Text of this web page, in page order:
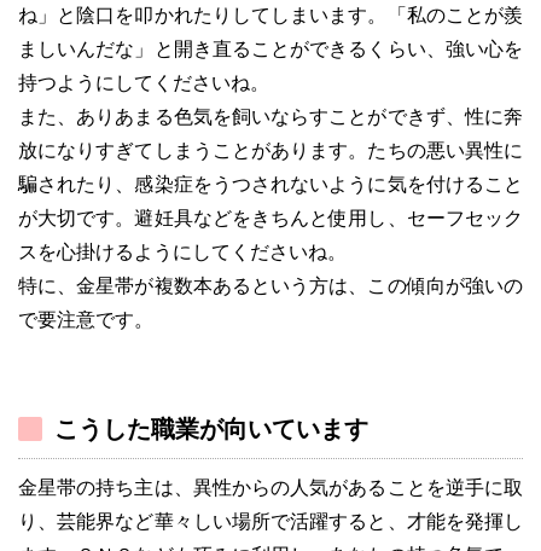
ね」と陰口を叩かれたりしてしまいます。「私のことが羨
ましいんだな」と開き直ることができるくらい、強い心を
持つようにしてくださいね。
また、ありあまる色気を飼いならすことができず、性に奔
放になりすぎてしまうことがあります。たちの悪い異性に
騙されたり、感染症をうつされないように気を付けること
が大切です。避妊具などをきちんと使用し、セーフセック
スを心掛けるようにしてくださいね。
特に、金星帯が複数本あるという方は、この傾向が強いの
で要注意です。
こうした職業が向いています
金星帯の持ち主は、異性からの人気があることを逆手に取
り、芸能界など華々しい場所で活躍すると、才能を発揮し